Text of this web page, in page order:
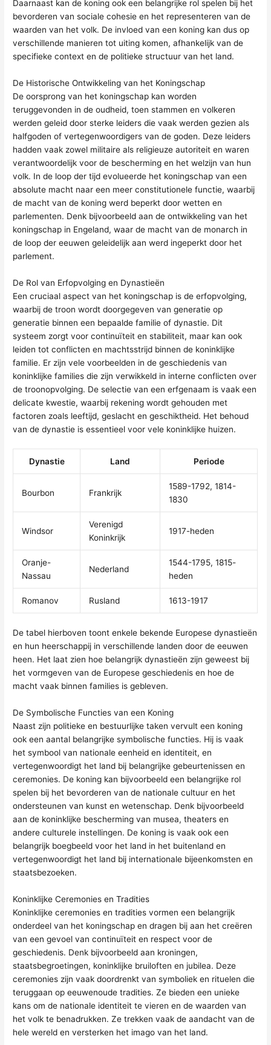
Daarnaast kan de koning ook een belangrijke rol spelen bij het
bevorderen van sociale cohesie en het representeren van de
waarden van het volk. De invloed van een koning kan dus op
verschillende manieren tot uiting komen, afhankelijk van de
specifieke context en de politieke structuur van het land.
De Historische Ontwikkeling van het Koningschap
De oorsprong van het koningschap kan worden
teruggevonden in de oudheid, toen stammen en volkeren
werden geleid door sterke leiders die vaak werden gezien als
halfgoden of vertegenwoordigers van de goden. Deze leiders
hadden vaak zowel militaire als religieuze autoriteit en waren
verantwoordelijk voor de bescherming en het welzijn van hun
volk. In de loop der tijd evolueerde het koningschap van een
absolute macht naar een meer constitutionele functie, waarbij
de macht van de koning werd beperkt door wetten en
parlementen. Denk bijvoorbeeld aan de ontwikkeling van het
koningschap in Engeland, waar de macht van de monarch in
de loop der eeuwen geleidelijk aan werd ingeperkt door het
parlement.
De Rol van Erfopvolging en Dynastieën
Een cruciaal aspect van het koningschap is de erfopvolging,
waarbij de troon wordt doorgegeven van generatie op
generatie binnen een bepaalde familie of dynastie. Dit
systeem zorgt voor continuïteit en stabiliteit, maar kan ook
leiden tot conflicten en machtsstrijd binnen de koninklijke
familie. Er zijn vele voorbeelden in de geschiedenis van
koninklijke families die zijn verwikkeld in interne conflicten over
de troonopvolging. De selectie van een erfgenaam is vaak een
delicate kwestie, waarbij rekening wordt gehouden met
factoren zoals leeftijd, geslacht en geschiktheid. Het behoud
van de dynastie is essentieel voor vele koninklijke huizen.
Dynastie Land Periode
Bourbon Frankrijk
1589-1792, 1814-
1830
Windsor
Verenigd
Koninkrijk
1917-heden
Oranje-
Nassau
Nederland
1544-1795, 1815-
heden
Romanov Rusland 1613-1917
De tabel hierboven toont enkele bekende Europese dynastieën
en hun heerschappij in verschillende landen door de eeuwen
heen. Het laat zien hoe belangrijk dynastieën zijn geweest bij
het vormgeven van de Europese geschiedenis en hoe de
macht vaak binnen families is gebleven.
De Symbolische Functies van een Koning
Naast zijn politieke en bestuurlijke taken vervult een koning
ook een aantal belangrijke symbolische functies. Hij is vaak
het symbool van nationale eenheid en identiteit, en
vertegenwoordigt het land bij belangrijke gebeurtenissen en
ceremonies. De koning kan bijvoorbeeld een belangrijke rol
spelen bij het bevorderen van de nationale cultuur en het
ondersteunen van kunst en wetenschap. Denk bijvoorbeeld
aan de koninklijke bescherming van musea, theaters en
andere culturele instellingen. De koning is vaak ook een
belangrijk boegbeeld voor het land in het buitenland en
vertegenwoordigt het land bij internationale bijeenkomsten en
staatsbezoeken.
Koninklijke Ceremonies en Tradities
Koninklijke ceremonies en tradities vormen een belangrijk
onderdeel van het koningschap en dragen bij aan het creëren
van een gevoel van continuïteit en respect voor de
geschiedenis. Denk bijvoorbeeld aan kroningen,
staatsbegroetingen, koninklijke bruiloften en jubilea. Deze
ceremonies zijn vaak doordrenkt van symboliek en rituelen die
teruggaan op eeuwenoude tradities. Ze bieden een unieke
kans om de nationale identiteit te vieren en de waarden van
het volk te benadrukken. Ze trekken vaak de aandacht van de
hele wereld en versterken het imago van het land.